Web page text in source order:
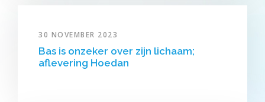
30 NOVEMBER 2023
Bas is onzeker over zijn lichaam;
aflevering Hoedan